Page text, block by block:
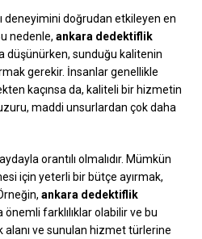
deneyimini doğrudan etkileyen en
nedenle,ankara dedektiflik
düşünürken, sunduğu kalitenin
gerekir. İnsanlar genellikle
kaçınsa da, kaliteli bir hizmetin
maddi unsurlardan çok daha
orantılı olmalıdır. Mümkün
için yeterli bir bütçe ayırmak,
ankara dedektiflik
önemli farklılıklar olabilir ve bu
alanı ve sunulan hizmet türlerine